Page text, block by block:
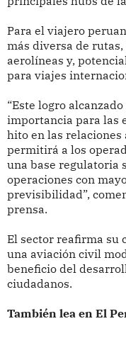
Para el viajero
más diversa de
aerolíneas y,
para viajes
“Este logro
importancia para las
hito en las
permitirá a los
una base regulatoria
operaciones con
previsibilidad”,
prensa.
El sector reafirma su
una aviación civil
beneficio del
ciudadanos.
También lea en El